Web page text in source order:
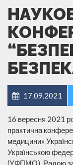
17.09.2021
16 вересня 2021
практична
медицини»
Українською
(УФПМО), Радою